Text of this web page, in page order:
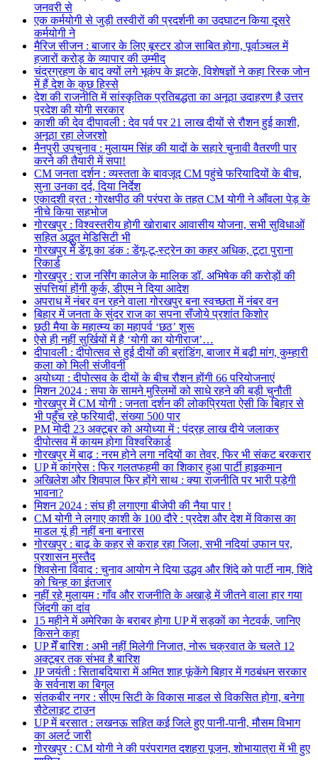
जनवरी से
एक कर्मयोगी से जुड़ी तस्वीरों की प्रदर्शनी का उदघाटन किया दूसरे
कर्मयोगी ने
मैरिज सीजन : बाजार के लिए बूस्टर डोज साबित होगा, पूर्वाञ्चल में
हजारों करोड़ के व्यापार की उम्मीद
चंद्रग्रहण के बाद क्यों लगे भूकंप के झटके, विशेषज्ञों ने कहा रिस्क जोन
में हैं देश के कुछ हिस्से
देश की राजनीति में सांस्कृतिक प्रतिबद्धता का अनूठा उदाहरण है उत्तर
प्रदेश की योगी सरकार
काशी की देव दीपावली : देव पर्व पर 21 लाख दीयों से रौशन हुई काशी,
अनूठा रहा लेजरशो
मैनपुरी उपचुनाव : मुलायम सिंह की यादों के सहारे चुनावी वैतरणी पार
करने की तैयारी में सपा!
CM जनता दर्शन : व्यस्तता के बावजूद CM पहुंचे फरियादियों के बीच,
सुना उनका दर्द, दिया निर्देश
एकादशी व्रत : गोरक्षपीठ की परंपरा के तहत CM योगी ने आँवला पेड़ के
नीचे किया सहभोज
गोरखपुर : विश्वस्तरीय होगी खोराबार आवासीय योजना, सभी सुविधाओं
सहित अद्भुत मेडिसिटी भी
गोरखपुर में डेंगू का डंक : डेंगू-टू-स्ट्रेन का कहर अधिक, टूटा पुराना
रिकार्ड
गोरखपुर : राज नर्सिंग कालेज के मालिक डॉ. अभिषेक की करोड़ों की
संपत्तियां होंगी कुर्क, डीएम ने दिया आदेश
अपराध में नंबर वन रहने वाला गोरखपुर बना स्वच्छता में नंबर वन
बिहार में जनता के सुंदर राज का सपना सँजोये प्रशांत किशोर
छठी मैया के महात्म्य का महापर्व ‘छठ’ शुरू
ऐसे ही नहीं सुर्खियों में है ‘योगी का योगीराज’…
दीपावली : दीपोत्सव से हुई दीयों की ब्रांडिंग, बाजार में बढ़ी मांग, कुम्हारी
कला को मिली संजीवनी
अयोध्या : दीपोत्सव के दीयों के बीच रौशन होंगी 66 परियोजनाएं
मिशन 2024 : सपा के सामने मुस्लिमों को साधे रहने की बड़ी चुनौती
गोरखपुर में CM योगी : जनता दर्शन की लोकप्रियता ऐसी कि बिहार से
भी पहुँच रहे फरियादी, संख्या 500 पार
PM मोदी 23 अक्टूबर को अयोध्या में : पंद्रह लाख दीये जलाकर
दीपोत्सव में कायम होगा विश्वरिकार्ड
गोरखपुर में बाढ़ : नरम होने लगा नदियों का तेवर, फिर भी संकट बरकरार
UP में कांग्रेस : फिर गलतफहमी का शिकार हुआ पार्टी हाइकमान
अखिलेश और शिवपाल फिर होंगे साथ : क्या राजनीति पर भारी पड़ेगी
भावना?
मिशन 2024 : संघ ही लगाएगा बीजेपी की नैया पार !
CM योगी ने लगाए काशी के 100 दौरे : प्रदेश और देश में विकास का
माडल यूं ही नहीं बना बनारस
गोरखपुर : बाढ़ के कहर से कराह रहा जिला, सभी नदियां उफान पर,
प्रशासन मुस्तैद
शिवसेना विवाद : चुनाव आयोग ने दिया उद्धव और शिंदे को पार्टी नाम, शिंदे
को चिन्ह का इंतजार
नहीं रहे मुलायम : गाँव और राजनीति के अखाड़े में जीतने वाला हार गया
जिंदगी का दांव
15 महीने में अमेरिका के बराबर होगा UP में सड़कों का नेटवर्क, जानिए
किसने कहा
UP मेँ बारिश : अभी नहीं मिलेगी निजात, नोरू चक्रवात के चलते 12
अक्टूबर तक संभव है बारिश
JP जयंती : सिताबदियारा में अमित शाह फूंकेंगे बिहार में गठबंधन सरकार
के सर्वनाश का बिगुल
संतकबीर नगर : सीएम सिटी के विकास माडल से विकसित होगा, बनेगा
सैटेलाइट टाउन
UP में बरसात : लखनऊ सहित कई जिले हुए पानी-पानी, मौसम विभाग
का अलर्ट जारी
गोरखपुर : CM योगी ने की परंपरागत दशहरा पूजन, शोभायात्रा में भी हुए